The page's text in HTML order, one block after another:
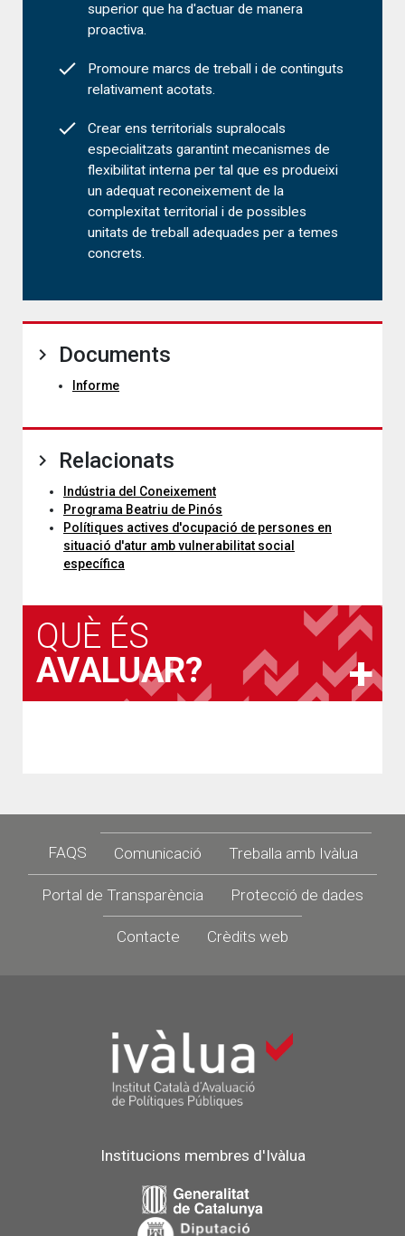
superior que ha d'actuar de manera
proactiva.
Promoure marcs de treball i de continguts
relativament acotats.
Crear ens territorials supralocals
especialitzats garantint mecanismes de
flexibilitat interna per tal que es produeixi
un adequat reconeixement de la
complexitat territorial i de possibles
unitats de treball adequades per a temes
concrets.
Documents
Informe
Relacionats
Indústria del Coneixement
Programa Beatriu de Pinós
Polítiques actives d'ocupació de persones en
situació d'atur amb vulnerabilitat social
específica
QUÈ ÉS
AVALUAR?
Footer
FAQS Comunicació Treballa amb Ivàlua
Portal de Transparència Protecció de dades
Contacte Crèdits web
Institucions membres d'Ivàlua